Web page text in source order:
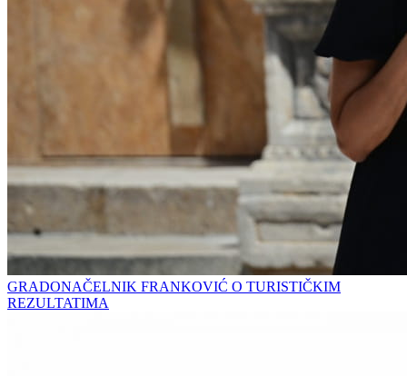
GRADONAČELNIK FRANKOVIĆ O TURISTIČKIM
REZULTATIMA